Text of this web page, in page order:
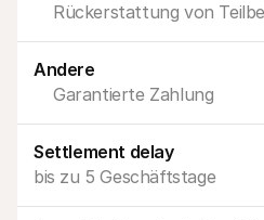
Rückerstattung von
Andere
Garantierte Zahlung
Settlement delay
bis zu 5 Geschäftstage
Für Endkunden
Kontaktieren Sie unseren
Sales-Team kontaktieren